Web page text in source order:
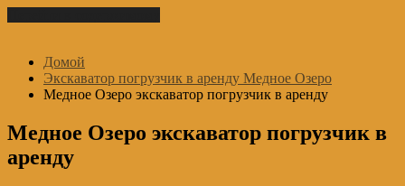
Домой
Экскаватор погрузчик в аренду Медное Озеро
Медное Озеро экскаватор погрузчик в аренду
Медное Озеро экскаватор погрузчик в
аренду